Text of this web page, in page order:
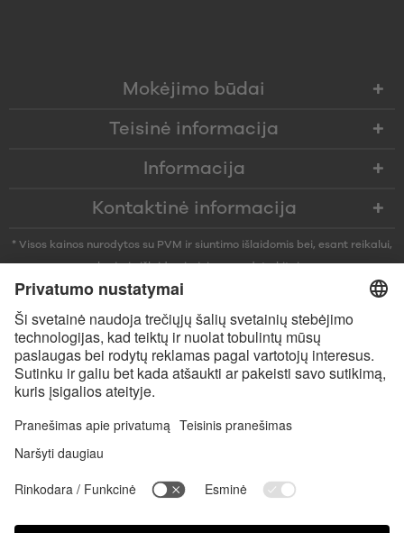
Mokėjimo būdai
Teisinė informacija
Informacija
Kontaktinė informacija
* Visos kainos nurodytos su PVM ir siuntimo išlaidomis bei, esant reikalui,
kurjerio išlaidomis, jei nenurodyta kitaip
* Žodinis prekių ženklas Bluetooth® ir logotipai yra registruoti „Bluetooth
įmonėje „Satisfyer GmbH“ yra licencijuotas.
„Apple“, „Apple“ logotipas ir „Apple Watch“ yra „Apple Inc.“ prekių
ženklai. „Google Play“ ir „Google Play“ logotipas yra „Google LLC“ prekės